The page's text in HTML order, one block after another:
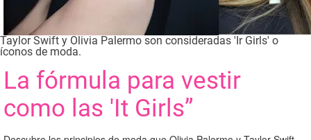
Taylor Swift y Olivia Palermo son consideradas 'Ir Girls' o
íconos de moda.
La fórmula para vestir
como las 'It Girls”